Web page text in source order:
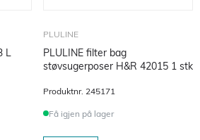
PLULINE
PLULINE filter bag
støvsugerposer H&R 42015 1 stk
Produktnr. 245171
Få igjen på lager